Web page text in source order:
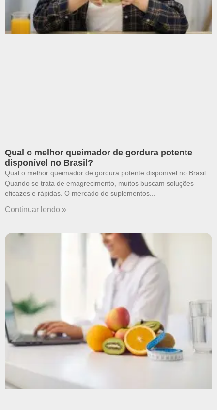
Qual o melhor queimador de gordura potente
disponível no Brasil?
Qual o melhor queimador de gordura potente disponível no Brasil
Quando se trata de emagrecimento, muitos buscam soluções
eficazes e rápidas. O mercado de suplementos
Continuar lendo »